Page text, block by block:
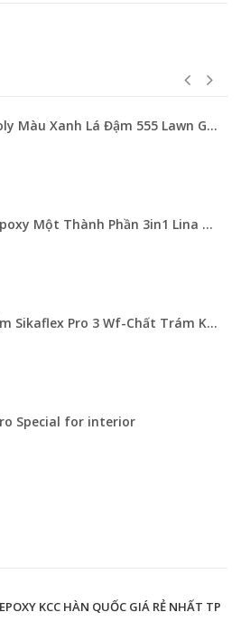
Sơn Dầu Poly Màu Xanh Lá Đậm 555 Lawn Green Lon 800ml-3 lít -Thùng 17.75 Lít
Sơn Kẽm Epoxy Một Thành Phần 3in1 Lina 922 Màu Cam Đỏ
Chống thấm Sikaflex Pro 3 Wf-Chất Trám Khe Đàn Hồi Gốc Polyuretan
Special for interior
KCC HÀN QUỐC GIÁ RẺ NHẤT TP